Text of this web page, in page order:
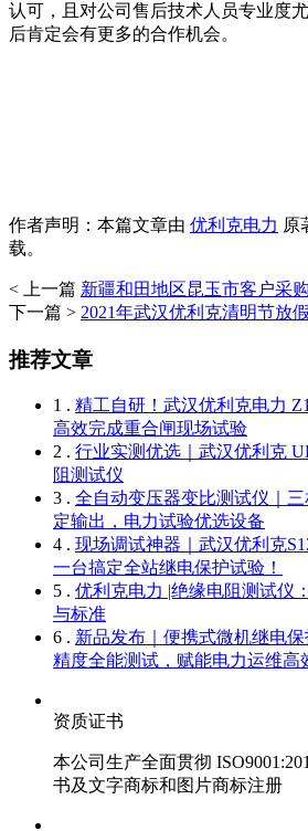
认可，且对公司售后技术人员专业度
后肯定会有更多的合作机会。
作者声明：本篇文章由 优利克电力 原
载。
< 上一篇 新疆和田地区昆玉市客户采
下一篇 > 2021年武汉优利克清明节放
推荐文章
1 . 精工自研！武汉优利克电力
高效完成重合闸现场试验
2 . 行业实测优选｜武汉优利克
阻测试仪
3 . 全自动变压器变比测试仪｜
定输出，电力试验优选设备
4 . 现场调试神器｜武汉优利克
一台搞定全站继电保护试验！
5 . 优利克电力 |绝缘电阻测试仪
与标准​
6 . 新品发布｜便携式微机继电
精度全能测试，赋能电力运维高
资质证书
本公司生产全面贯彻
书及文字商标和图片商标注册